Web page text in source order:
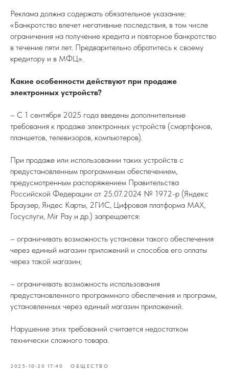
Реклама должна содержать обязательное указание:
«Банкротство влечет негативные последствия, в том числе
ограничения на получение кредита и повторное банкротство
в течение пяти лет. Предварительно обратитесь к своему
кредитору и в МФЦ».
Какие особенности действуют при продаже
электронных устройств?
– С 1 сентября 2025 года введены дополнительные
требования к продаже электронных устройств (смартфонов,
планшетов, телевизоров, компьютеров).
При продаже или использовании таких устройств с
предустановленным программным обеспечением,
предусмотренным распоряжением Правительства
Российской Федерации от 25.07.2024 № 1972-р (Яндекс
Браузер, Яндес Карты, 2ГИС, Цифровая платформа MAX,
Госуслуги, Mir Pay и др.) запрещается:
– ограничивать возможность установки такого обеспечения
через единый магазин приложений и способов его оплаты
через такой магазин;
– ограничивать возможность использования
предустановленного программного обеспечения и программ,
установленных через единый магазин приложений.
Нарушение этих требований считается недостатком
технически сложного товара.
2025-10-20 17:40 ОБЩЕСТВО